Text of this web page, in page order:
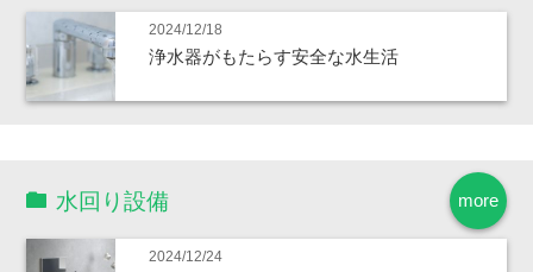
2024/12/18
浄水器がもたらす安全な水生活
more
水回り設備
2024/12/24